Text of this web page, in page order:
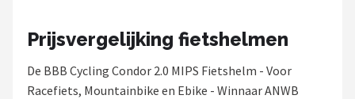
Prijsvergelijking fietshelmen
De BBB Cycling Condor 2.0 MIPS Fietshelm - Voor
Racefiets, Mountainbike en Ebike - Winnaar ANWB